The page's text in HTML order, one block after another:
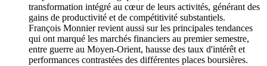
transformation intégré au cœur de leurs activités, générant des
gains de productivité et de compétitivité substantiels.
François Monnier revient aussi sur les principales tendances
qui ont marqué les marchés financiers au premier semestre,
entre guerre au Moyen-Orient, hausse des taux d'intérêt et
performances contrastées des différentes places boursières.